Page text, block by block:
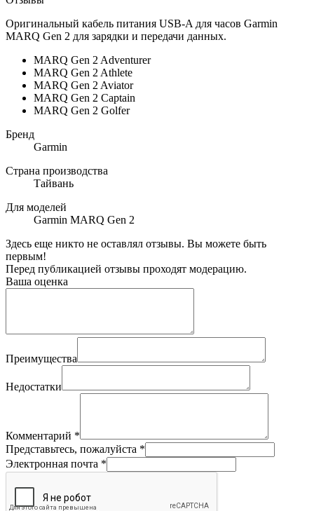
Оригинальный кабель питания USB-A для часов Garmin
MARQ Gen 2 для зарядки и передачи данных.
MARQ Gen 2 Adventurer
MARQ Gen 2 Athlete
MARQ Gen 2 Aviator
MARQ Gen 2 Captain
MARQ Gen 2 Golfer
Бренд
Garmin
Страна производства
Тайвань
Для моделей
Garmin MARQ Gen 2
Здесь еще никто не оставлял отзывы. Вы можете быть
первым!
Перед публикацией отзывы проходят модерацию.
Ваша оценка
Преимущества
Недостатки
Комментарий *
Представьтесь, пожалуйста *
Электронная почта *